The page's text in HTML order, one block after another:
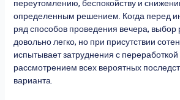
переутомлению, беспокойству и
определенным решением. Когда перед
ряд способов проведения вечера, выбор
довольно легко, но при присутствии
испытывает затруднения с
рассмотрением всех вероятных
варианта.